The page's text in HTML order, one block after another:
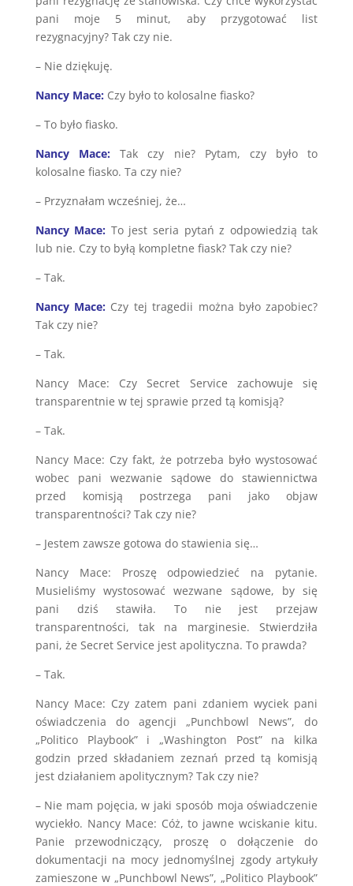
pani moje 5 minut, aby przygotować list
rezygnacyjny? Tak czy nie.
– Nie dziękuję.
Nancy Mace: Czy było to kolosalne fiasko?
– To było fiasko.
Nancy Mace:
Tak czy nie? Pytam, czy było to
kolosalne fiasko. Ta czy nie?
– Przyznałam wcześniej, że…
Nancy Mace: To jest seria pytań z odpowiedzią tak
lub nie. Czy to byłą kompletne fiask? Tak czy nie?
– Tak.
Nancy Mace: Czy tej tragedii można było zapobiec?
Tak czy nie?
– Tak.
Nancy Mace: Czy Secret Service zachowuje się
transparentnie w tej sprawie przed tą komisją?
– Tak.
Nancy Mace: Czy fakt, że potrzeba było wystosować
wobec pani wezwanie sądowe do stawiennictwa
przed komisją postrzega pani jako objaw
transparentności? Tak czy nie?
– Jestem zawsze gotowa do stawienia się…
Nancy Mace: Proszę odpowiedzieć na pytanie.
Musieliśmy wystosować wezwane sądowe, by się
pani dziś stawiła. To nie jest przejaw
transparentności, tak na marginesie. Stwierdziła
pani, że Secret Service jest apolityczna. To prawda?
– Tak.
Nancy Mace: Czy zatem pani zdaniem wyciek pani
oświadczenia do agencji „Punchbowl News”, do
„Politico Playbook” i „Washington Post” na kilka
godzin przed składaniem zeznań przed tą komisją
jest działaniem apolitycznym? Tak czy nie?
– Nie mam pojęcia, w jaki sposób moja oświadczenie
wyciekło. Nancy Mace: Cóż, to jawne wciskanie kitu.
Panie przewodniczący, proszę o dołączenie do
dokumentacji na mocy jednomyślnej zgody artykuły
zamieszone w „Punchbowl News”, „Politico Playbook”